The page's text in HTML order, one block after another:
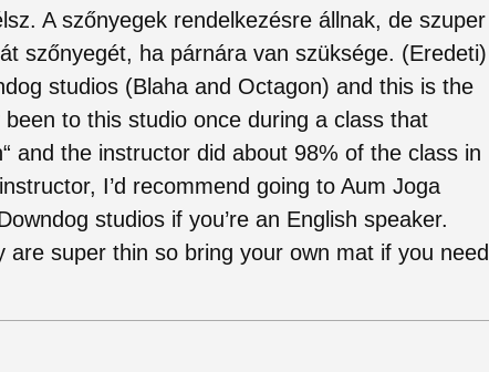
A szőnyegek rendelkezésre állnak, de szuper
szőnyegét, ha párnára van szüksége. (Eredeti)
studios (Blaha and Octagon) and this is the
been to this studio once during a class that
and the instructor did about 98% of the class in
I’d recommend going to Aum Joga
studios if you’re an English speaker.
are super thin so bring your own mat if you need